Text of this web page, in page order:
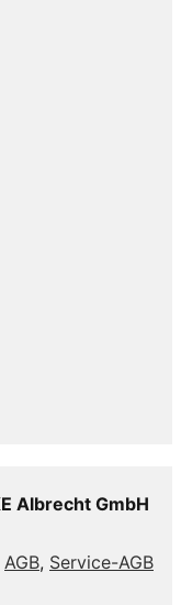
Albrecht GmbH
AGB, Service-AGB